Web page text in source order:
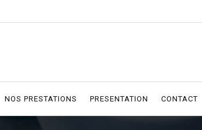
NOS PRESTATIONS PRESENTATION CONTACT